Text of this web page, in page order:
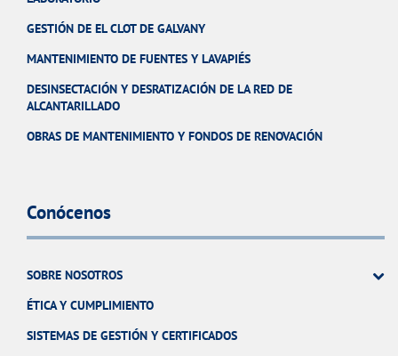
GESTIÓN DE EL CLOT DE GALVANY
MANTENIMIENTO DE FUENTES Y LAVAPIÉS
DESINSECTACIÓN Y DESRATIZACIÓN DE LA RED DE
ALCANTARILLADO
OBRAS DE MANTENIMIENTO Y FONDOS DE RENOVACIÓN
Conócenos
SOBRE NOSOTROS
ÉTICA Y CUMPLIMIENTO
SISTEMAS DE GESTIÓN Y CERTIFICADOS